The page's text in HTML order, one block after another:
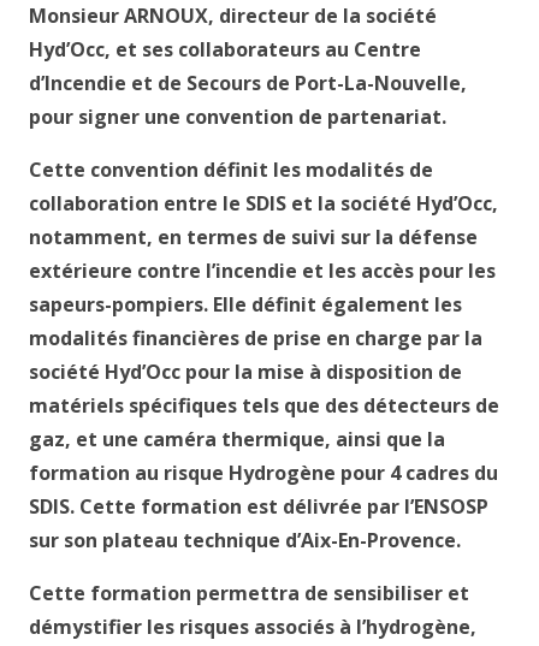
Monsieur ARNOUX, directeur de la société
Hyd’Occ, et ses collaborateurs au Centre
d’Incendie et de Secours de Port-La-Nouvelle,
pour signer une convention de partenariat.
Cette convention définit les modalités de
collaboration entre le SDIS et la société Hyd’Occ,
notamment, en termes de suivi sur la défense
extérieure contre l’incendie et les accès pour les
sapeurs-pompiers. Elle définit également les
modalités financières de prise en charge par la
société Hyd’Occ pour la mise à disposition de
matériels spécifiques tels que des détecteurs de
gaz, et une caméra thermique, ainsi que la
formation au risque Hydrogène pour 4 cadres du
SDIS. Cette formation est délivrée par l’ENSOSP
sur son plateau technique d’Aix-En-Provence.
Cette formation permettra de sensibiliser et
démystifier les risques associés à l’hydrogène,